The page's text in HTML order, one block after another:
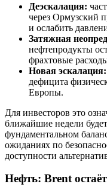
Деэскалация:
через Ормузский
и ослабить
Затяжная
нефтепродукты
фрахтовые
Новая эскалация:
дефицита
Европы.
Для инвесторов это
ближайшие недели
фундаментальном
ожиданиях по
доступности
Нефть: Brent